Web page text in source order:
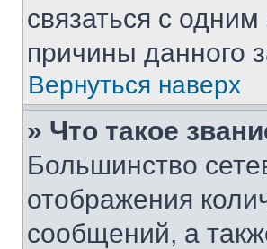
связаться с
причины данного
Вернуться наверх
» Что такое
Большинство
отображения
сообщений, а